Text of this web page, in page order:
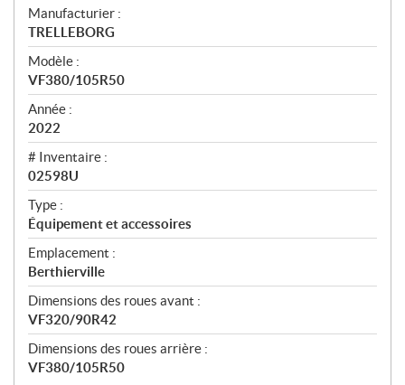
S
p
é
c
i
f
i
c
a
t
i
o
n
s
Manufacturier :
TRELLEBORG
Modèle :
VF380/105R50
Année :
2022
# Inventaire :
02598U
Type :
Équipement et accessoires
Emplacement :
Berthierville
Dimensions des roues avant :
VF320/90R42
Dimensions des roues arrière :
VF380/105R50